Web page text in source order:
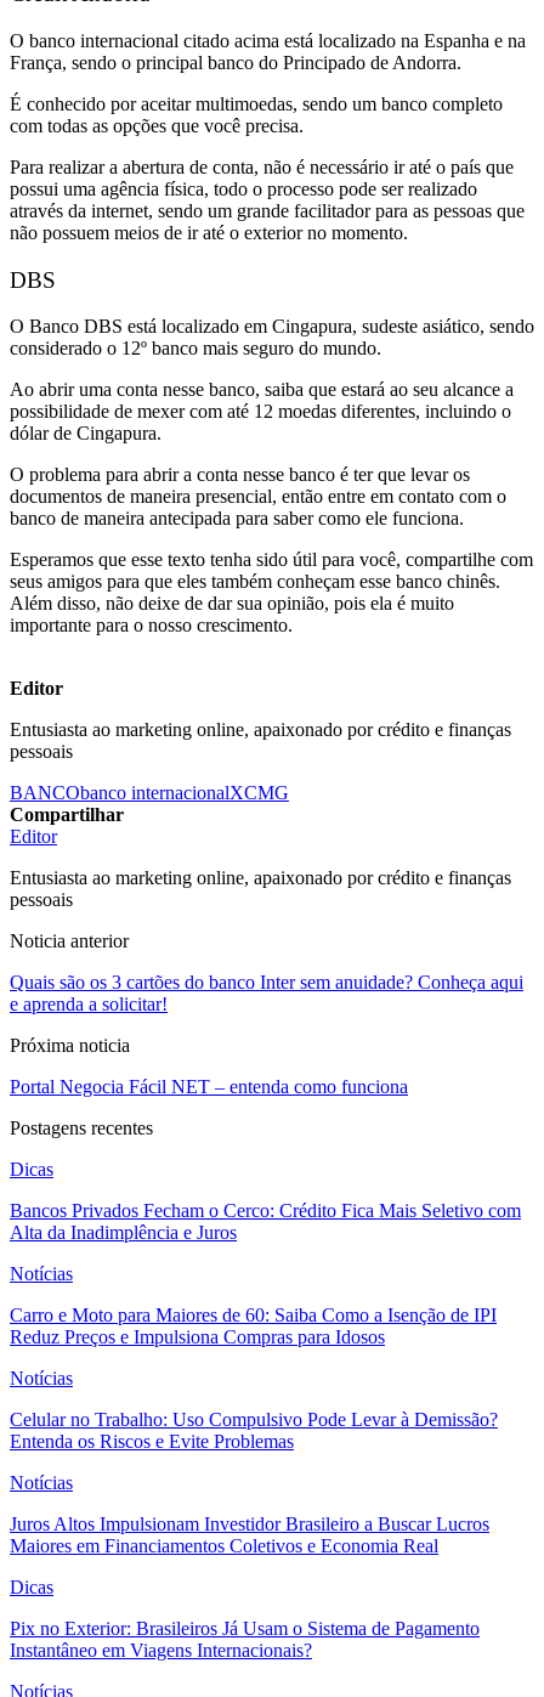
O banco internacional citado acima está localizado na Espanha e na
França, sendo o principal banco do Principado de Andorra.
É conhecido por aceitar multimoedas, sendo um banco completo
com todas as opções que você precisa.
Para realizar a abertura de conta, não é necessário ir até o país que
possui uma agência física, todo o processo pode ser realizado
através da internet, sendo um grande facilitador para as pessoas que
não possuem meios de ir até o exterior no momento.
DBS
O Banco DBS está localizado em Cingapura, sudeste asiático, sendo
considerado o 12º banco mais seguro do mundo.
Ao abrir uma conta nesse banco, saiba que estará ao seu alcance a
possibilidade de mexer com até 12 moedas diferentes, incluindo o
dólar de Cingapura.
O problema para abrir a conta nesse banco é ter que levar os
documentos de maneira presencial, então entre em contato com o
banco de maneira antecipada para saber como ele funciona.
Esperamos que esse texto tenha sido útil para você, compartilhe com
seus amigos para que eles também conheçam esse banco chinês.
Além disso, não deixe de dar sua opinião, pois ela é muito
importante para o nosso crescimento.
Editor
Entusiasta ao marketing online, apaixonado por crédito e finanças
pessoais
BANCObanco internacionalXCMG
Compartilhar
Editor
Entusiasta ao marketing online, apaixonado por crédito e finanças
pessoais
Noticia anterior
Quais são os 3 cartões do banco Inter sem anuidade? Conheça aqui
e aprenda a solicitar!
Próxima noticia
Portal Negocia Fácil NET – entenda como funciona
Postagens recentes
Dicas
Bancos Privados Fecham o Cerco: Crédito Fica Mais Seletivo com
Alta da Inadimplência e Juros
Notícias
Carro e Moto para Maiores de 60: Saiba Como a Isenção de IPI
Reduz Preços e Impulsiona Compras para Idosos
Notícias
Celular no Trabalho: Uso Compulsivo Pode Levar à Demissão?
Entenda os Riscos e Evite Problemas
Notícias
Juros Altos Impulsionam Investidor Brasileiro a Buscar Lucros
Maiores em Financiamentos Coletivos e Economia Real
Dicas
Pix no Exterior: Brasileiros Já Usam o Sistema de Pagamento
Instantâneo em Viagens Internacionais?
Notícias